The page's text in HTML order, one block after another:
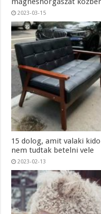
2023-03-15
15 dolog, amit valaki
nem tudtak betelni vele
2023-02-13